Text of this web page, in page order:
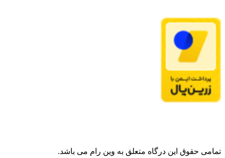
تمامی حقوق این درگاه متعلق به وین رام می باشد.